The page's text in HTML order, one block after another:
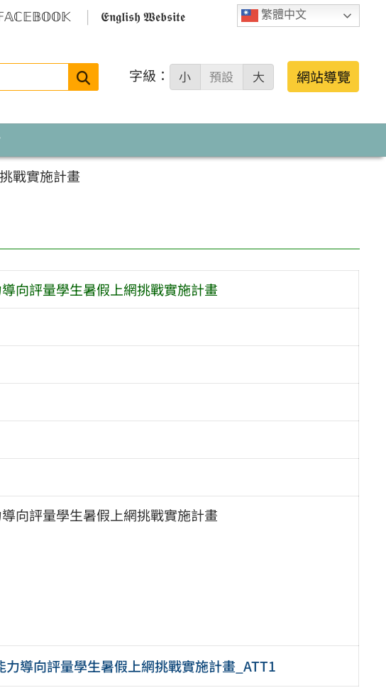
繁體中文
𝕰𝖓𝖌𝖑𝖎𝖘𝖍 𝖂𝖊𝖇𝖘𝖎𝖙𝖊
搜
字級： 小 預設 大 網站導覽
戰實施計畫
向評量學生暑假上網挑戰實施計畫
向評量學生暑假上網挑戰實施計畫
導向評量學生暑假上網挑戰實施計畫_ATT1